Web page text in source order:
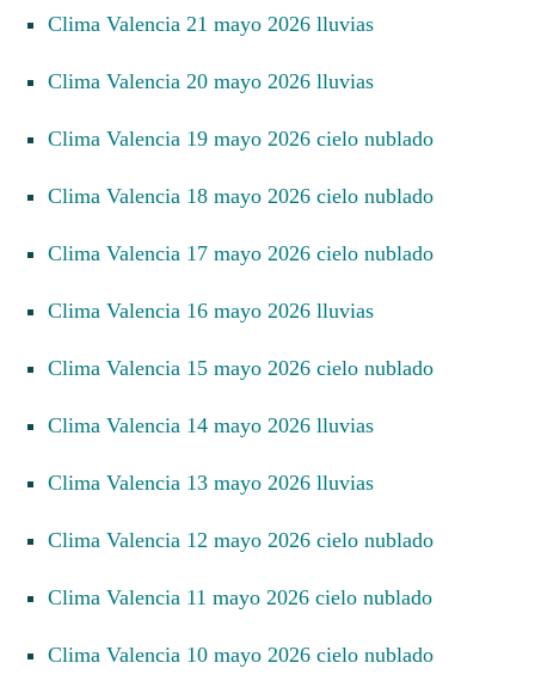
Clima Valencia 21 mayo 2026 lluvias
Clima Valencia 20 mayo 2026 lluvias
Clima Valencia 19 mayo 2026 cielo nublado
Clima Valencia 18 mayo 2026 cielo nublado
Clima Valencia 17 mayo 2026 cielo nublado
Clima Valencia 16 mayo 2026 lluvias
Clima Valencia 15 mayo 2026 cielo nublado
Clima Valencia 14 mayo 2026 lluvias
Clima Valencia 13 mayo 2026 lluvias
Clima Valencia 12 mayo 2026 cielo nublado
Clima Valencia 11 mayo 2026 cielo nublado
Clima Valencia 10 mayo 2026 cielo nublado